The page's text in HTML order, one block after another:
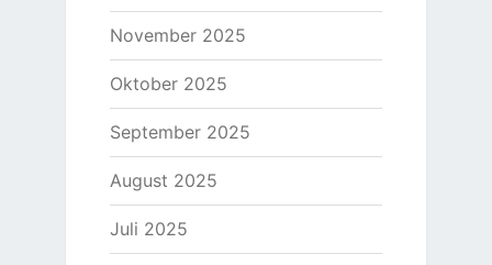
November 2025
Oktober 2025
September 2025
August 2025
Juli 2025